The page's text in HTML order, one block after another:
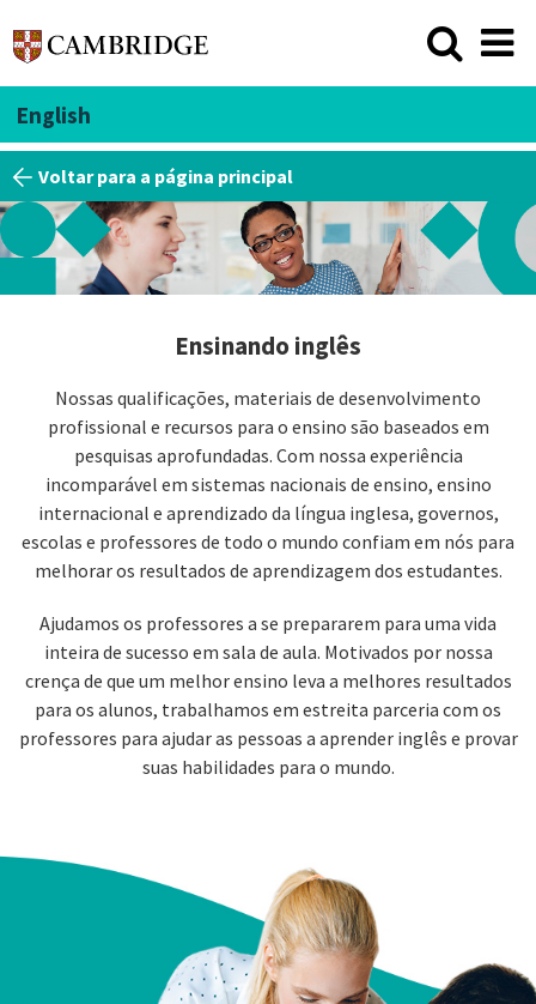
English
Voltar para a página principal
Ensinando inglês
Nossas qualificações, materiais de desenvolvimento
profissional e recursos para o ensino são baseados em
pesquisas aprofundadas. Com nossa experiência
incomparável em sistemas nacionais de ensino, ensino
internacional e aprendizado da língua inglesa, governos,
escolas e professores de todo o mundo confiam em nós para
melhorar os resultados de aprendizagem dos estudantes.
Ajudamos os professores a se prepararem para uma vida
inteira de sucesso em sala de aula. Motivados por nossa
crença de que um melhor ensino leva a melhores resultados
para os alunos, trabalhamos em estreita parceria com os
professores para ajudar as pessoas a aprender inglês e provar
suas habilidades para o mundo.